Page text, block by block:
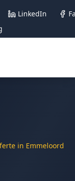
LinkedIn
in Emmeloord